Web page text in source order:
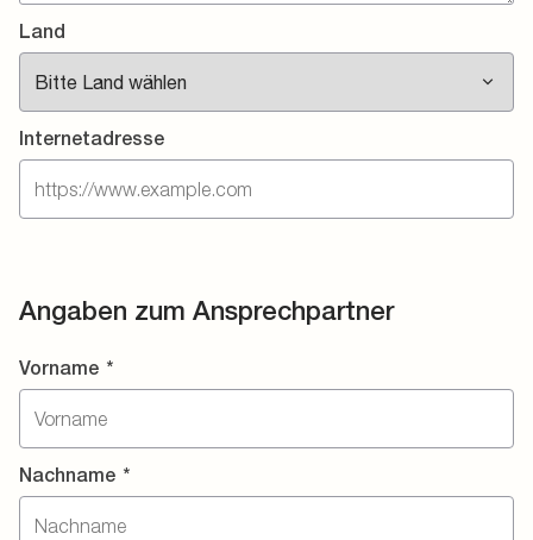
Land
Internetadresse
Angaben zum Ansprechpartner
Vorname *
Nachname *